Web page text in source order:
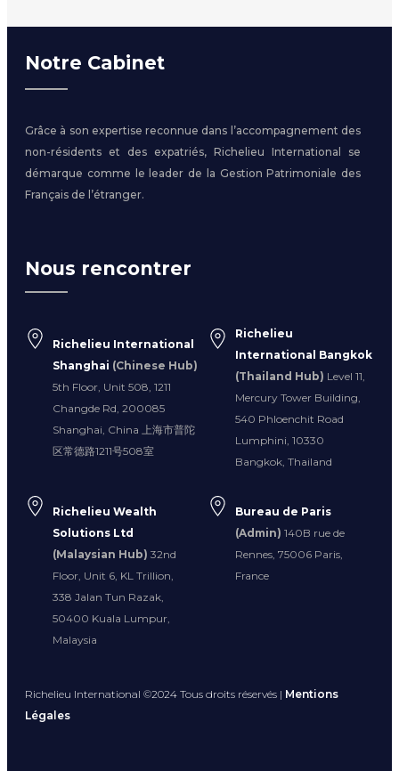
Notre Cabinet
Grâce à son expertise reconnue dans l’accompagnement des
non-résidents et des expatriés, Richelieu International se
démarque comme le leader de la Gestion Patrimoniale des
Français de l’étranger.
Nous rencontrer
Richelieu International
Shanghai (Chinese Hub)
5th Floor, Unit 508, 1211
Changde Rd, 200085
Shanghai, China 上海市普陀
区常德路1211号508室
Richelieu
International Bangkok
(Thailand Hub) Level 11,
Mercury Tower Building,
540 Phloenchit Road
Lumphini, 10330
Bangkok, Thailand
Richelieu Wealth
Solutions Ltd
(Malaysian Hub) 32nd
Floor, Unit 6, KL Trillion,
338 Jalan Tun Razak,
50400 Kuala Lumpur,
Malaysia
Bureau de Paris
(Admin) 140B rue de
Rennes, 75006 Paris,
France
Richelieu International ©2024 Tous droits réservés | Mentions
Légales